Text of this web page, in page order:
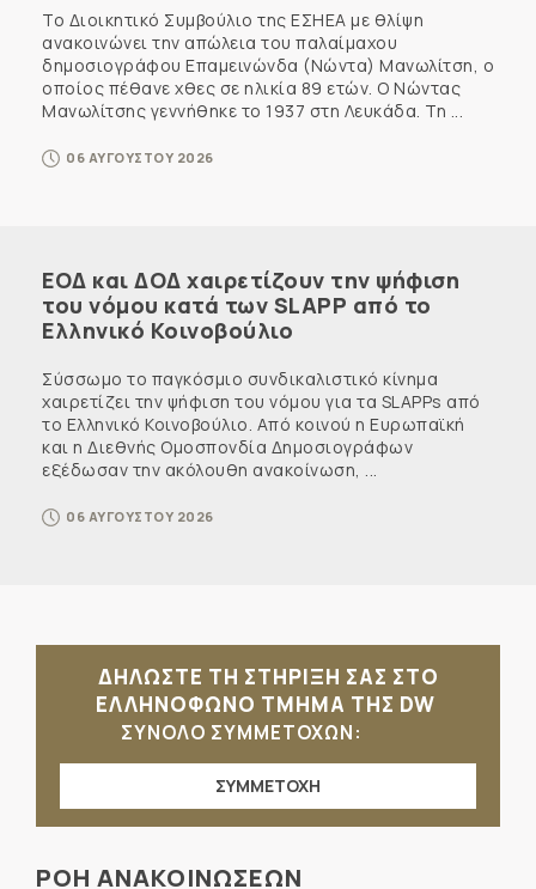
Το Διοικητικό Συμβούλιο της ΕΣΗΕΑ με θλίψη
ανακοινώνει την απώλεια του παλαίμαχου
δημοσιογράφου Επαμεινώνδα (Νώντα) Μανωλίτση, ο
οποίος πέθανε χθες σε ηλικία 89 ετών. Ο Νώντας
Μανωλίτσης γεννήθηκε το 1937 στη Λευκάδα. Τη ...
06 ΑΥΓΟΥΣΤΟΥ 2026
ΕΟΔ και ΔΟΔ χαιρετίζουν την ψήφιση
του νόμου κατά των SLAPP από το
Ελληνικό Κοινοβούλιο
Σύσσωμο το παγκόσμιο συνδικαλιστικό κίνημα
χαιρετίζει την ψήφιση του νόμου για τα SLAPPs από
το Ελληνικό Κοινοβούλιο. Από κοινού η Ευρωπαϊκή
και η Διεθνής Ομοσπονδία Δημοσιογράφων
εξέδωσαν την ακόλουθη ανακοίνωση, ...
06 ΑΥΓΟΥΣΤΟΥ 2026
ΔΗΛΩΣΤΕ ΤΗ ΣΤΗΡΙΞΗ ΣΑΣ ΣΤΟ
ΕΛΛΗΝΟΦΩΝΟ ΤΜΗΜΑ ΤΗΣ DW
ΣΥΝΟΛΟ ΣΥΜΜΕΤΟΧΩΝ:
ΣΥΜΜΕΤΟΧΗ
ΡΟΗ ΑΝΑΚΟΙΝΩΣΕΩΝ